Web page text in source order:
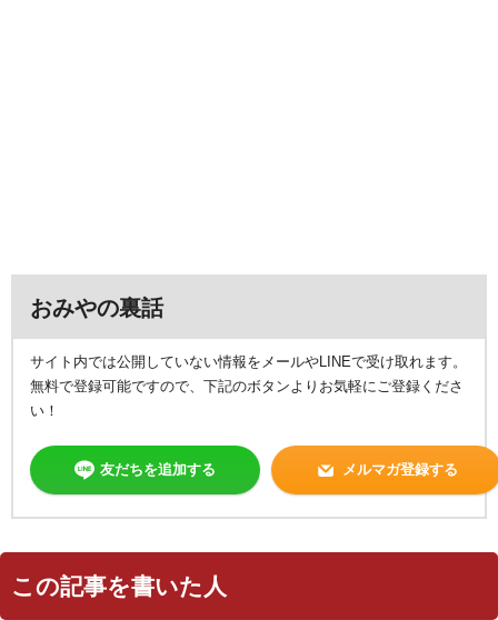
おみやの裏話
サイト内では公開していない情報をメールやLINEで受け取れます。
無料で登録可能ですので、下記のボタンよりお気軽にご登録くださ
い！
友だちを追加する メルマガ登録する
この記事を書いた人